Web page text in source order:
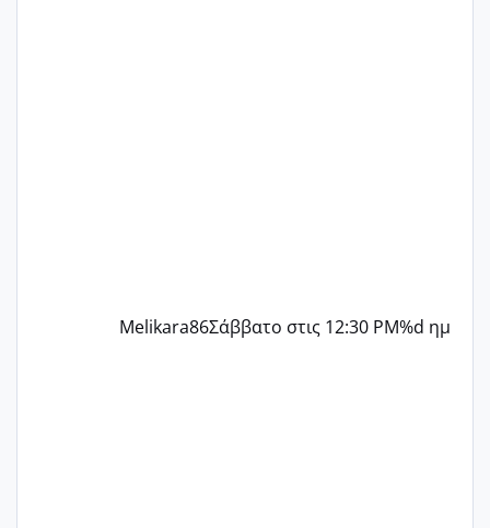
Melikara86Σάββατο στις 12:30 PM%d ημ